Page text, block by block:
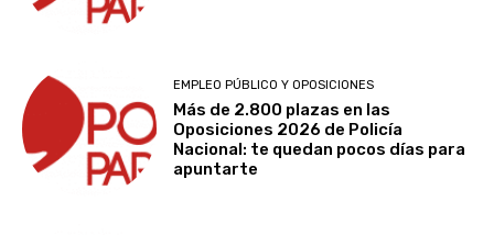
EMPLEO PÚBLICO Y OPOSICIONES
Más de 2.800 plazas en las
Oposiciones 2026 de Policía
Nacional: te quedan pocos días para
apuntarte